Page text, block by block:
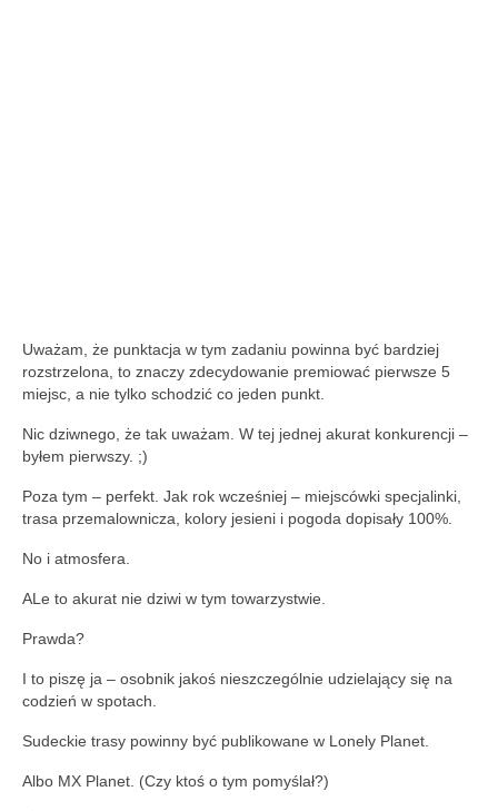
Uważam, że punktacja w tym zadaniu powinna być bardziej
rozstrzelona, to znaczy zdecydowanie premiować pierwsze 5
miejsc, a nie tylko schodzić co jeden punkt.
Nic dziwnego, że tak uważam. W tej jednej akurat konkurencji –
byłem pierwszy. ;)
Poza tym – perfekt. Jak rok wcześniej – miejscówki specjalinki,
trasa przemalownicza, kolory jesieni i pogoda dopisały 100%.
No i atmosfera.
ALe to akurat nie dziwi w tym towarzystwie.
Prawda?
I to piszę ja – osobnik jakoś nieszczególnie udzielający się na
codzień w spotach.
Sudeckie trasy powinny być publikowane w Lonely Planet.
Albo MX Planet. (Czy ktoś o tym pomyślał?)